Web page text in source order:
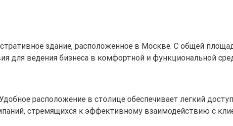
здание, расположенное в Москве. С общей
для ведения бизнеса в комфортной и функциональной
расположение в столице обеспечивает легкий
стремящихся к эффективному взаимодействию с